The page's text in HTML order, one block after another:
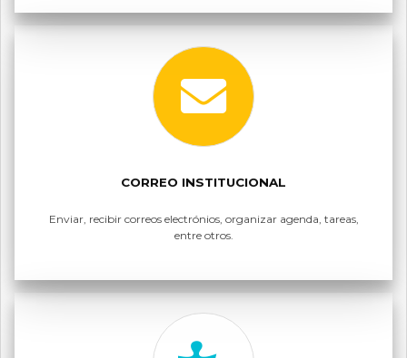
CORREO INSTITUCIONAL
Enviar, recibir correos electrónios, organizar agenda, tareas,
entre otros.